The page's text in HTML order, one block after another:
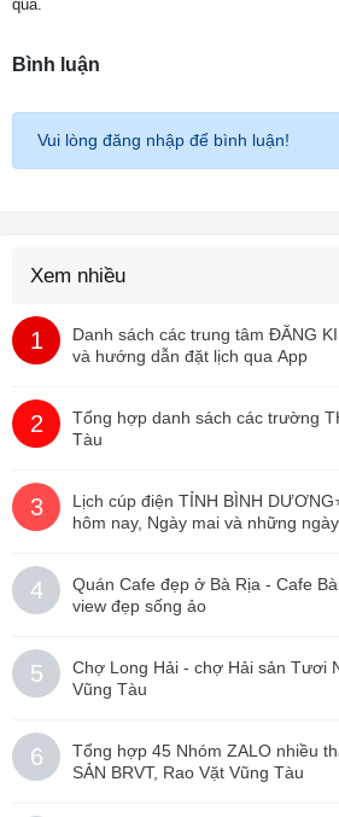
quả.
Bình luận
Vui lòng đăng nhập để bình luận!
Xem nhiều
1
Danh sách các trung tâm ĐĂNG
và hướng dẫn đặt lịch qua App
2
Tổng hợp danh sách các trường
Tàu
3
Lịch cúp điện TỈNH BÌNH
hôm nay, Ngày mai và những
4
Quán Cafe đẹp ở Bà Rịa - Cafe
view đẹp sống ảo
5
Chợ Long Hải - chợ Hải sản Tươi
Vũng Tàu
6
Tổng hợp 45 Nhóm ZALO nhiều
SẢN BRVT, Rao Vặt Vũng Tàu